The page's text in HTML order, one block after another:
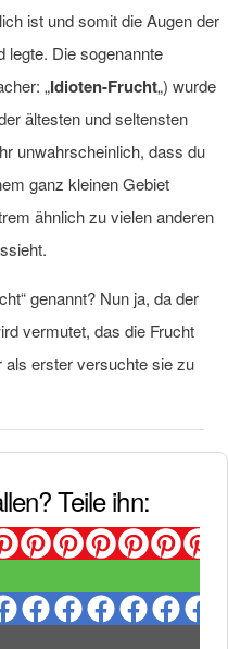
ist und somit die Augen der
legte. Die sogenannte
„Idioten-Frucht„) wurde
ältesten und seltensten
unwahrscheinlich, dass du
ganz kleinen Gebiet
ähnlich zu vielen anderen
genannt? Nun ja, da der
vermutet, das die Frucht
als erster versuchte sie zu
Teile ihn: